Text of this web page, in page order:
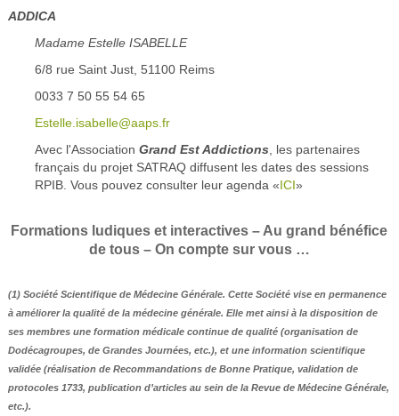
ADDICA
Madame Estelle ISABELLE
6/8 rue Saint Just, 51100 Reims
0033 7 50 55 54 65
Estelle.isabelle@aaps.fr
Avec l'Association Grand Est Addictions, les partenaires
français du projet SATRAQ diffusent les dates des sessions
RPIB. Vous pouvez consulter leur agenda « ICI »
Formations ludiques et interactives – Au grand bénéfice
de tous – On compte sur vous …
(1) Société Scientifique de Médecine Générale. Cette Société vise en permanence
à améliorer la qualité de la médecine générale. Elle met ainsi à la disposition de
ses membres une formation médicale continue de qualité (organisation de
Dodécagroupes, de Grandes Journées, etc.), et une information scientifique
validée (réalisation de Recommandations de Bonne Pratique, validation de
protocoles 1733, publication d’articles au sein de la Revue de Médecine Générale,
etc.).